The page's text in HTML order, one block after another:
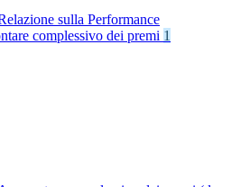
sulla Performance
complessivo dei premi 1